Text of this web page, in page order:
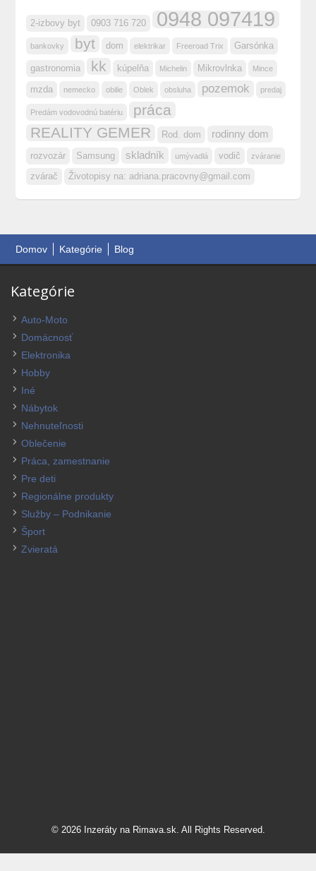
2-izbovy byt 0903 716 720 0948 097419
bankovky byt dom elektrikar Freeroad Trix Garsónka
gastronomia kk kúpelňa Michelin Mikrovlnka Mince
mzda nemecko obilie Oblek obsluha pozemok predaj
Predám vodovodnú batériu práca
REALITY GEMER Rod. dom rodinny dom
rozvozár Samsung skladník umývadlá vodič zváranie
zvárač Životopisy na:adriana.pracovny@gmail.com
Domov Kategórie Blog
Kategórie
Auto-Moto
Domácnosť
Elektronika
Hobby
Iné
Nábytok
Nehnuteľnosti
Oblečenie
Práca, zamestnanie
Pre deti
Regionálne produkty
Služby – Podnikanie
Šport
Zvieratá
© 2026 Inzeráty na Rimava.sk. All Rights Reserved.